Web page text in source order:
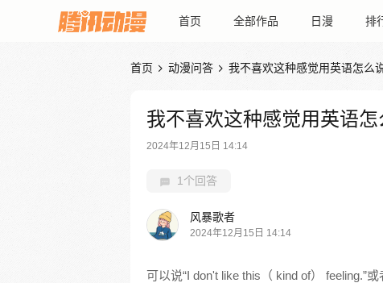
首页 全部作品 日漫 排
首页  动漫问答  我不喜欢这种感觉用英语怎么
我不喜欢这种感觉用英语怎
2024年12月15日 14:14
1个回答
风暴歌者
2024年12月15日 14:14
可以说“I don't like this（ kind of） feeling.”